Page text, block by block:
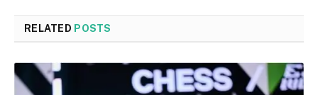
RELATED POSTS